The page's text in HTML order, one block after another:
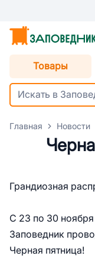
Товары
Главная Новости
Грандиозная
С 23 по 30 ноября
Заповедник
Черная пятница!